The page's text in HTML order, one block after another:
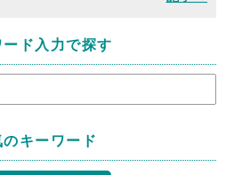
ード入力で探す
のキーワード